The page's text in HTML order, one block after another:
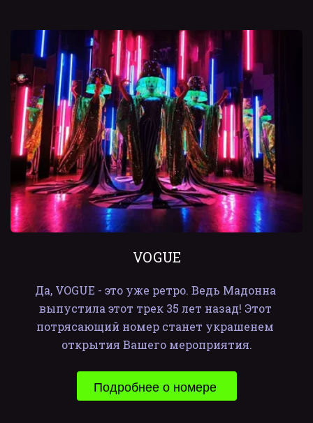
VOGUE
Да, VOGUE - это уже ретро. Ведь Мадонна
выпустила этот трек 35 лет назад! Этот
потрясающий номер станет украшенем
открытия Вашего мероприятия.
Подробнее о номере